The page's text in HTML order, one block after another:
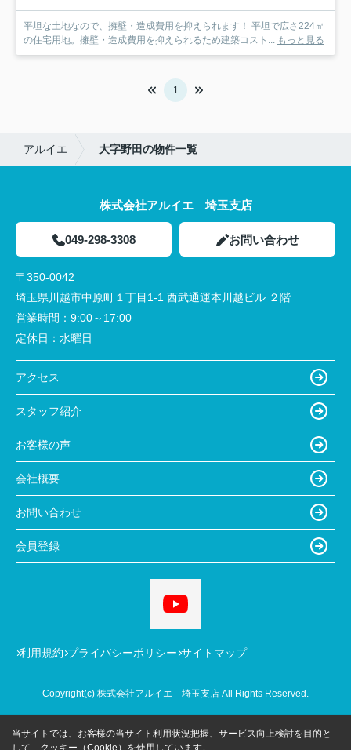
平坦な土地なので、擁壁・造成費用を抑えられます！ 平坦で広さ224㎡
の住宅用地。擁壁・造成費用を抑えられるため建築コスト... もっと見る
1
アルイエ 大字野田の物件一覧
株式会社アルイエ 埼玉支店
049-298-3308 お問い合わせ
〒350-0042
埼玉県川越市中原町１丁目1-1 西武通運本川越ビル ２階
営業時間： 9:00～17:00
定休日： 水曜日
アクセス
スタッフ紹介
お客様の声
会社概要
お問い合わせ
会員登録
利用規約 プライバシーポリシー サイトマップ
Copyright(c) 株式会社アルイエ 埼玉支店 All Rights Reserved.
当サイトでは、お客様の当サイト利用状況把握、サービス向上検討を目的と
して、クッキー（Cookie）を使用しています。